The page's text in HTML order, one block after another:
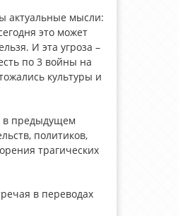
актуальные мысли:
это может
И эта угроза –
по 3 войны на
культуры и
в предыдущем
политиков,
трагических
в переводах